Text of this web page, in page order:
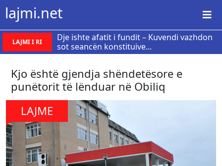
lajmi.net
LAJMI I RI
Dje ishte afatit i fundit – Kuvendi vazhdon
sot seancën konstituive...
Kjo është gjendja shëndetësore e
punëtorit të lënduar në Obiliq
LAJME